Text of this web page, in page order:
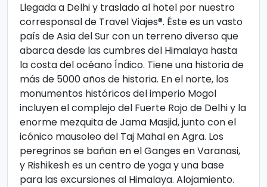
Llegada a Delhi y traslado al hotel por nuestro
corresponsal de Travel Viajes®. Éste es un vasto
país de Asia del Sur con un terreno diverso que
abarca desde las cumbres del Himalaya hasta
la costa del océano Índico. Tiene una historia de
más de 5000 años de historia. En el norte, los
monumentos históricos del imperio Mogol
incluyen el complejo del Fuerte Rojo de Delhi y la
enorme mezquita de Jama Masjid, junto con el
icónico mausoleo del Taj Mahal en Agra. Los
peregrinos se bañan en el Ganges en Varanasi,
y Rishikesh es un centro de yoga y una base
para las excursiones al Himalaya. Alojamiento.